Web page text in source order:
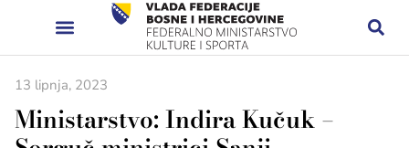
13 lipnja, 2023
Ministarstvo: Indira Kučuk –